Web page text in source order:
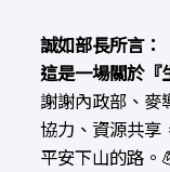
誠如部長所言：
這是一場關於『
謝謝內政部、麥
協力、資源共享
平安下山的路。